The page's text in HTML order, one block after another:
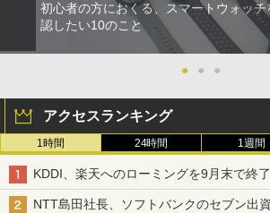
初心者の方におくる、スマートウォッ
認したい10のこと
● ● ●
アクセスランキング
1時間 24時間 1週間
KDDI、楽天へのローミングを9月末で終了
NTT島田社長、ソフトバンクのセブン出